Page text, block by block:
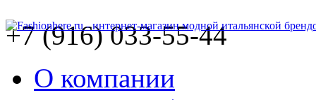
+7 (916) 033-55-44
О компании